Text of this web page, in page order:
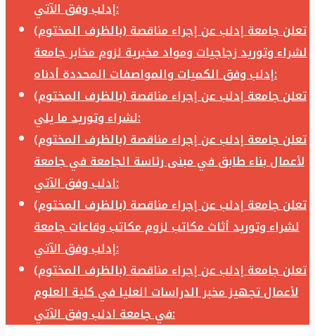
إدلب وفق الآتي:
تعلن جامعة إدلب عن إجراء مناقصة (بالظرف المختوم)
لشراء وتوريد زجاجيات ومواد مخبرية لزوم مخابر جامعة
إدلب وفق الكميات والمواصفات المحددة أدناه:
تعلن جامعة إدلب عن إجراء مناقصة (بالظرف المختوم)
لشراء وتوريد ما يلي:
تعلن جامعة إدلب عن إجراء مناقصة (بالظرف المختوم)
لأعمال بناء طابق في مبنى رئاسة الجامعة في جامعة
ادلب وفق الآتي:
تعلن جامعة إدلب عن إجراء مناقصة (بالظرف المختوم)
لشراء وتوريد أثاث مكاتب لزوم مكاتب وقاعات جامعة
إدلب وفق الآتي:
تعلن جامعة إدلب عن إجراء مناقصة (بالظرف المختوم)
لأعمال تجهيز مخبر الدراسات العليا في كلية العلوم
في جامعة ادلب وفق الآتي: